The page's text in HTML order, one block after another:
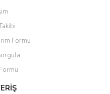
görüntülenemiyor.
bulunuyor.
olmalı.
Formu